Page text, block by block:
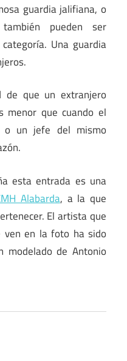
guardia jalifiana, o
pueden ser
Una guardia
de que un extranjero
menor que cuando el
o un jefe del mismo
esta entrada es una
Alabarda, a la que
El artista que
ven en la foto ha sido
modelado de Antonio